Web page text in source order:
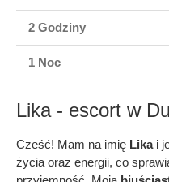
Lika - escort w
Cześć! Mam na imię Likai
życia oraz energii, co
2 Godziny
1 Noc